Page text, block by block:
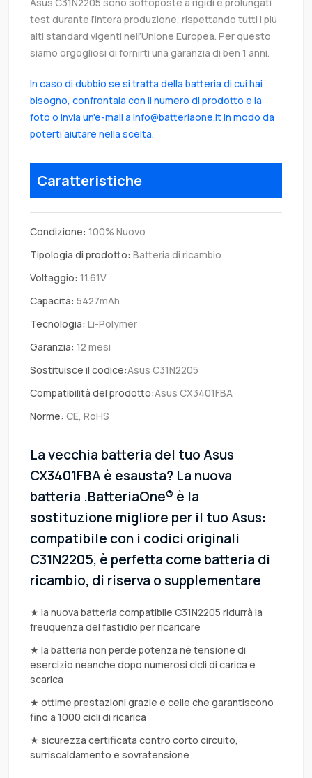
Asus C31N2205 sono sottoposte a rigidi e prolungati
test durante l’intera produzione, rispettando tutti i più
alti standard vigenti nell’Unione Europea. Per questo
siamo orgogliosi di fornirti una garanzia di ben 1 anni.
In caso di dubbio se si tratta della batteria di cui hai
bisogno, confrontala con il numero di prodotto e la
foto o invia un'e-mail a info@batteriaone.it in modo da
poterti aiutare nella scelta.
Caratteristiche
Condizione: 100% Nuovo
Tipologia di prodotto: Batteria di ricambio
Voltaggio: 11.61V
Capacità: 5427mAh
Tecnologia: Li-Polymer
Garanzia: 12 mesi
Sostituisce il codice:Asus C31N2205
Compatibilità del prodotto:Asus CX3401FBA
Norme: CE, RoHS
La vecchia batteria del tuo Asus
CX3401FBA è esausta? La nuova
batteria .BatteriaOne® è la
sostituzione migliore per il tuo Asus:
compatibile con i codici originali
C31N2205, è perfetta come batteria di
ricambio, di riserva o supplementare
★ la nuova batteria compatibile C31N2205 ridurrà la
freuquenza del fastidio per ricaricare
★ la batteria non perde potenza né tensione di
esercizio neanche dopo numerosi cicli di carica e
scarica
★ ottime prestazioni grazie e celle che garantiscono
fino a 1000 cicli di ricarica
★ sicurezza certificata contro corto circuito,
surriscaldamento e sovratensione